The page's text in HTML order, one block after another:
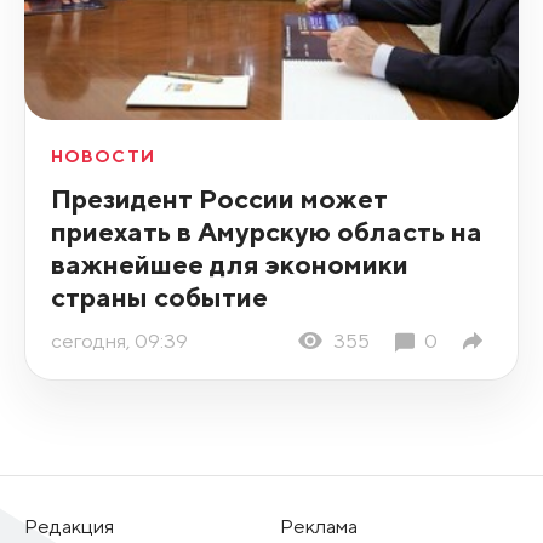
НОВОСТИ
Президент России может
приехать в Амурскую область на
важнейшее для экономики
страны событие
сегодня, 09:39 355 0
Редакция Реклама